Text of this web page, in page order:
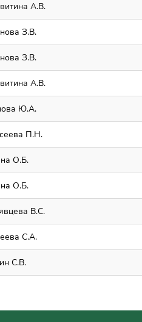
А.В.
З.В.
З.В.
А.В.
Ю.А.
П.Н.
О.Б.
О.Б.
В.С.
С.А.
С.В.